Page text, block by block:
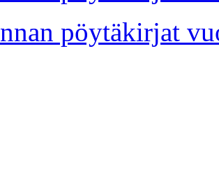
pöytäkirjat